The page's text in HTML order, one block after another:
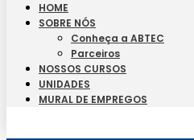
HOME
SOBRE NÓS
Conheça a ABTEC
Parceiros
NOSSOS CURSOS
UNIDADES
MURAL DE EMPREGOS